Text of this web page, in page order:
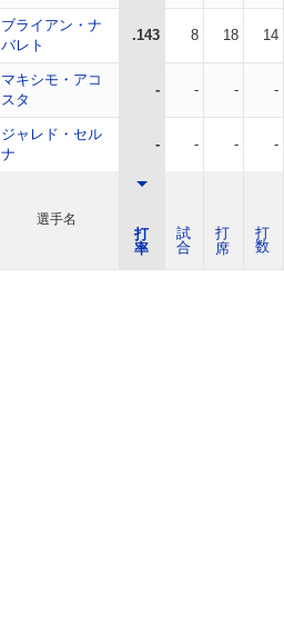
ブライアン・ナ
バレト
.143 8 18 14
マキシモ・アコ
スタ
- - - -
ジャレド・セル
ナ
- - - -
選手名